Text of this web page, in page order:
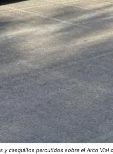
casquillos percutidos sobre el Arco Vial